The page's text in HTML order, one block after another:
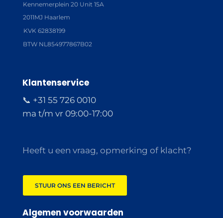
Kennemerplein 20 Unit 15A
2011MJ Haarlem
KVK 62838199
BTW NL854977867B02
Klantenservice
📞 +31 55 726 0010
ma t/m vr 09:00-17:00
Heeft u een vraag, opmerking of klacht?
STUUR ONS EEN BERICHT
Algemen voorwaarden